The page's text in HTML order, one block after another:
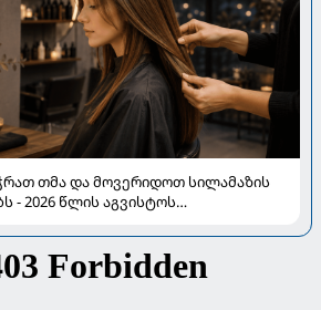
თმა და მოვერიდოთ სილამაზის
- 2026 წლის აგვისტოს